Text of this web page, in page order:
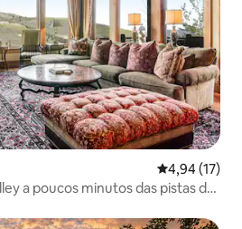
4,94 de uma
4,94 (17)
a poucos minutos das pistas de